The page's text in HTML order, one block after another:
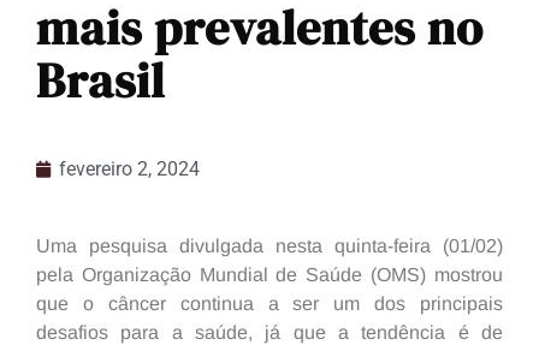
mais prevalentes no
Brasil
fevereiro 2, 2024
Uma pesquisa divulgada nesta quinta-feira (01/02)
pela Organização Mundial de Saúde (OMS) mostrou
que o câncer continua a ser um dos principais
desafios para a saúde, já que a tendência é de